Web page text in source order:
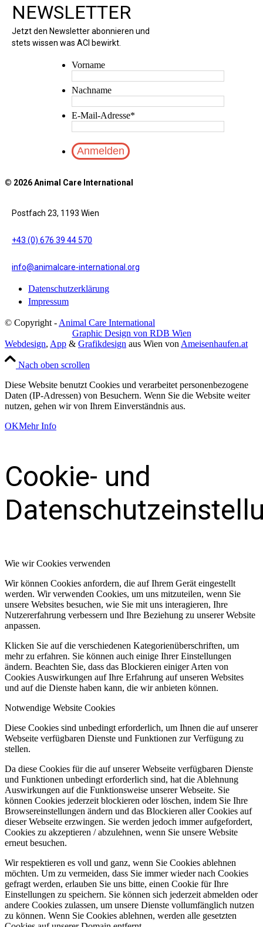
NEWSLETTER
Jetzt den Newsletter abonnieren und
stets wissen was ACI bewirkt.
Vorname
Nachname
E-Mail-Adresse*
© 2026 Animal Care International
Postfach 23, 1193 Wien
+43 (0) 676 39 44 570
info@animalcare-international.org
Datenschutzerklärung
Impressum
© Copyright - Animal Care International
Graphic Design von RDB Wien
Webdesign, App & Grafikdesign aus Wien von Ameisenhaufen.at
Nach oben scrollen
Diese Website benutzt Cookies und verarbeitet personenbezogene
Daten (IP-Adressen) von Besuchern. Wenn Sie die Website weiter
nutzen, gehen wir von Ihrem Einverständnis aus.
OKMehr Info
Cookie- und
Wie wir Cookies verwenden
Wir können Cookies anfordern, die auf Ihrem Gerät eingestellt
werden. Wir verwenden Cookies, um uns mitzuteilen, wenn Sie
unsere Websites besuchen, wie Sie mit uns interagieren, Ihre
Nutzererfahrung verbessern und Ihre Beziehung zu unserer Website
anpassen.
Klicken Sie auf die verschiedenen Kategorienüberschriften, um
mehr zu erfahren. Sie können auch einige Ihrer Einstellungen
ändern. Beachten Sie, dass das Blockieren einiger Arten von
Cookies Auswirkungen auf Ihre Erfahrung auf unseren Websites
und auf die Dienste haben kann, die wir anbieten können.
Notwendige Website Cookies
Diese Cookies sind unbedingt erforderlich, um Ihnen die auf unserer
Webseite verfügbaren Dienste und Funktionen zur Verfügung zu
stellen.
Da diese Cookies für die auf unserer Webseite verfügbaren Dienste
und Funktionen unbedingt erforderlich sind, hat die Ablehnung
Auswirkungen auf die Funktionsweise unserer Webseite. Sie
können Cookies jederzeit blockieren oder löschen, indem Sie Ihre
Browsereinstellungen ändern und das Blockieren aller Cookies auf
dieser Webseite erzwingen. Sie werden jedoch immer aufgefordert,
Cookies zu akzeptieren / abzulehnen, wenn Sie unsere Website
erneut besuchen.
Wir respektieren es voll und ganz, wenn Sie Cookies ablehnen
möchten. Um zu vermeiden, dass Sie immer wieder nach Cookies
gefragt werden, erlauben Sie uns bitte, einen Cookie für Ihre
Einstellungen zu speichern. Sie können sich jederzeit abmelden oder
andere Cookies zulassen, um unsere Dienste vollumfänglich nutzen
zu können. Wenn Sie Cookies ablehnen, werden alle gesetzten